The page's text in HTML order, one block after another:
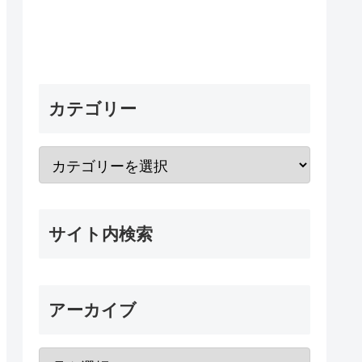
カテゴリー
サイト内検索
アーカイブ